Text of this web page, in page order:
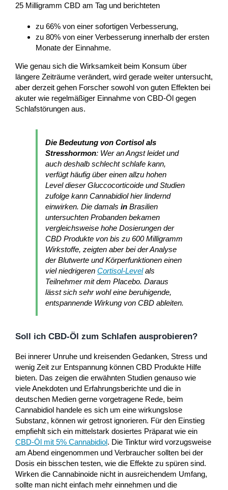
25 Milligramm CBD am Tag und berichteten
zu 66% von einer sofortigen Verbesserung,
zu 80% von einer Verbesserung innerhalb der ersten
Monate der Einnahme.
Wie genau sich die Wirksamkeit beim Konsum über
längere Zeiträume verändert, wird gerade weiter untersucht,
aber derzeit gehen Forscher sowohl von guten Effekten bei
akuter wie regelmäßiger Einnahme von CBD-Öl gegen
Schlafstörungen aus.
Die Bedeutung von Cortisol als
Stresshormon: Wer an Angst leidet und
auch deshalb schlecht schlafe kann,
verfügt häufig über einen allzu hohen
Level dieser Gluccocorticoide und Studien
zufolge kann Cannabidiol hier lindernd
einwirken. Die damals in Brasilien
untersuchten Probanden bekamen
vergleichsweise hohe Dosierungen der
CBD Produkte von bis zu 600 Milligramm
Wirkstoffe, zeigten aber bei der Analyse
der Blutwerte und Körperfunktionen einen
viel niedrigeren Cortisol-Levelals
Teilnehmer mit dem Placebo. Daraus
lässt sich sehr wohl eine beruhigende,
entspannende Wirkung von CBD ableiten.
Soll ich CBD-Öl zum Schlafen ausprobieren?
Bei innerer Unruhe und kreisenden Gedanken, Stress und
wenig Zeit zur Entspannung können CBD Produkte Hilfe
bieten. Das zeigen die erwähnten Studien genauso wie
viele Anekdoten und Erfahrungsberichte und die in
deutschen Medien gerne vorgetragene Rede, beim
Cannabidiol handele es sich um eine wirkungslose
Substanz, können wir getrost ignorieren. Für den Einstieg
empfiehlt sich ein mittelstark dosiertes Präparat wie ein
CBD-Öl mit 5% Cannabidiol. Die Tinktur wird vorzugsweise
am Abend eingenommen und Verbraucher sollten bei der
Dosis ein bisschen testen, wie die Effekte zu spüren sind.
Wirken die Cannabinoide nicht in ausreichendem Umfang,
sollte man nicht einfach mehr einnehmen und die